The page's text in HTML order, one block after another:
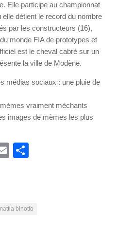
Elle participe au championnat
détient le record du nombre
par les constructeurs (16),
monde FIA de prototypes et
est le cheval cabré sur un
la ville de Modène.
médias sociaux : une pluie de
vraiment méchants
images de mèmes les plus
Email
binotto